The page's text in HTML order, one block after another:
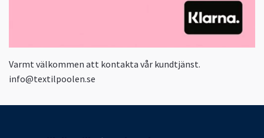
Varmt välkommen att kontakta vår kundtjänst.
info@textilpoolen.se